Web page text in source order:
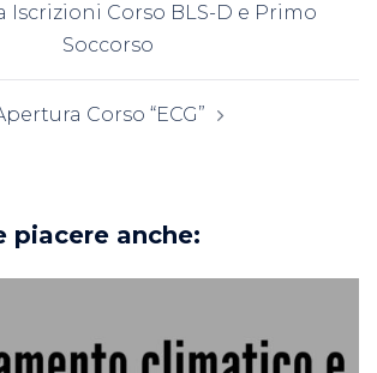
Iscrizioni Corso BLS-D e Primo
Soccorso
Corso “ECG”
piacere anche: